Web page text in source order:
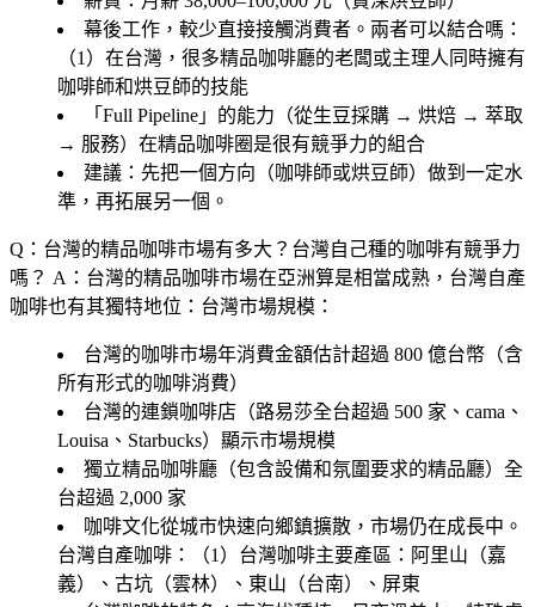
幕後工作，較少直接接觸消費者。兩者可以結合嗎：
（1）在台灣，很多精品咖啡廳的老闆或主理人同時擁有
咖啡師和烘豆師的技能
「Full Pipeline」的能力（從生豆採購 → 烘焙 → 萃取
→ 服務）在精品咖啡圈是很有競爭力的組合
建議：先把一個方向（咖啡師或烘豆師）做到一定水
準，再拓展另一個。
Q：台灣的精品咖啡市場有多大？台灣自己種的咖啡有競爭力
嗎？ A：台灣的精品咖啡市場在亞洲算是相當成熟，台灣自產
咖啡也有其獨特地位：台灣市場規模：
台灣的咖啡市場年消費金額估計超過 800 億台幣（含
所有形式的咖啡消費）
台灣的連鎖咖啡店（路易莎全台超過 500 家、cama、
Louisa、Starbucks）顯示市場規模
獨立精品咖啡廳（包含設備和氛圍要求的精品廳）全
台超過 2,000 家
咖啡文化從城市快速向鄉鎮擴散，市場仍在成長中。
台灣自產咖啡：（1）台灣咖啡主要產區：阿里山（嘉
義）、古坑（雲林）、東山（台南）、屏東